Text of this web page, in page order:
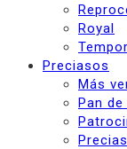
Royal
Preciasos
Más
Pan